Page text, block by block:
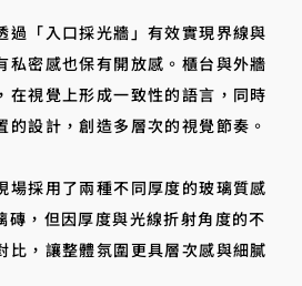
過「入口採光牆」有效實現界線與
私密感也保有開放感。櫃台與外牆
在視覺上形成一致性的語言，同時
的設計，創造多層次的視覺節奏。
場採用了兩種不同厚度的玻璃質感
，但因厚度與光線折射角度的不
比，讓整體氛圍更具層次感與細膩